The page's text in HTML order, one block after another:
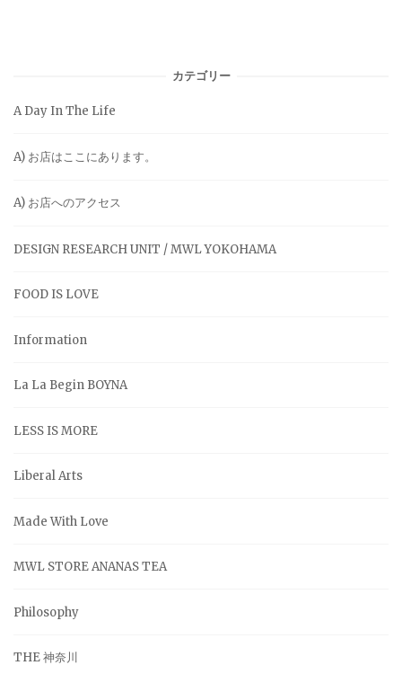
カテゴリー
A Day In The Life
A) お店はここにあります。
A) お店へのアクセス
DESIGN RESEARCH UNIT / MWL YOKOHAMA
FOOD IS LOVE
Information
La La Begin BOYNA
LESS IS MORE
Liberal Arts
Made With Love
MWL STORE ANANAS TEA
Philosophy
THE 神奈川